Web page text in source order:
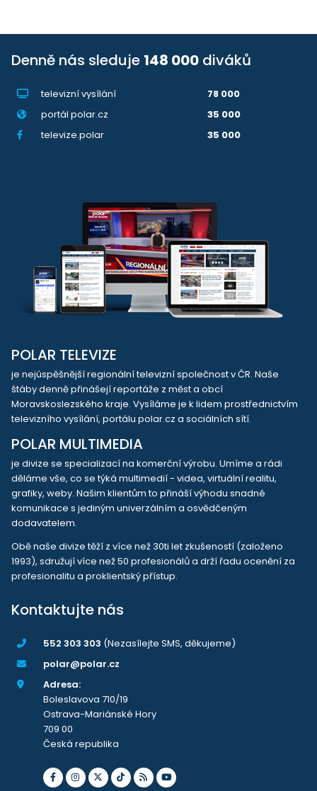
Denně nás sleduje 148 000 diváků
televizní vysílání
78 000
portál polar.cz
35 000
televize.polar
35 000
POLAR TELEVIZE
je nejúspěšnější regionální televizní společnost v ČR. Naše
štáby denně přinášejí reportáže z měst a obcí
Moravskoslezského kraje. Vysíláme je k lidem prostřednictvím
televizního vysílání, portálu polar.cz a sociálních sítí.
POLAR MULTIMEDIA
je divize se specializací na komerční výrobu. Umíme a rádi
děláme vše, co se týká multimedií - videa, virtuální realitu,
grafiky, weby. Našim klientům to přináší výhodu snadné
komunikace s jediným univerzálním a osvědčeným
dodavatelem.
Obě naše divize těží z více než 30ti let zkušeností (založeno
1993), sdružují více než 50 profesionálů a drží řadu ocenění za
profesionalitu a proklientský přístup.
Kontaktujte nás
552 303 303 (Nezasílejte SMS, děkujeme)
polar@polar.cz
Adresa:
Boleslavova 710/19
Ostrava-Mariánské Hory
709 00
Česká republika